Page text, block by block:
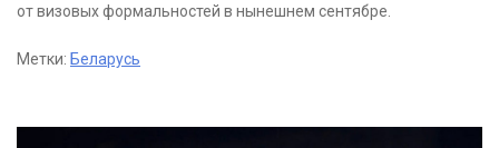
от визовых формальностей в нынешнем сентябре.
Метки: Беларусь